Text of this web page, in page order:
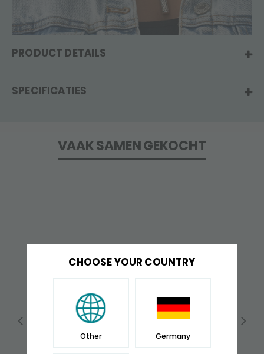
CHOOSE YOUR COUNTRY
Other Germany
PRODUCT DETAILS
SPECIFICATIES
VAAK SAMEN GEKOCHT